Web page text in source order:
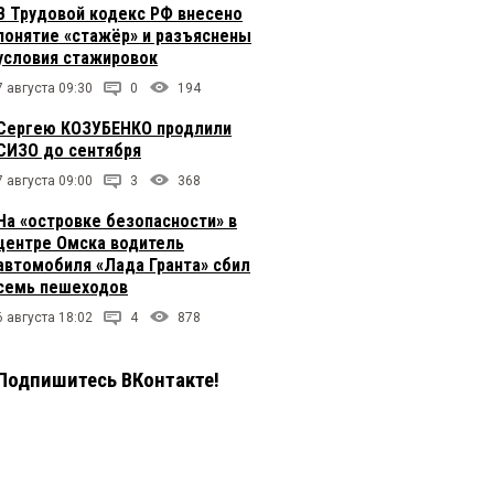
Трудовой кодекс РФ внесено
«стажёр» и разъяснены
стажировок
августа 09:30 0 194
КОЗУБЕНКО продлили
до сентября
августа 09:00 3 368
«островке безопасности» в
Омска водитель
«Лада Гранта» сбил
пешеходов
августа 18:02 4 878
ВКонтакте!